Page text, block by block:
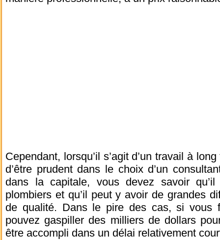
Cependant, lorsqu’il s’agit d’un travail à
d’être prudent dans le choix d’un
dans la capitale, vous devez savoir
plombiers et qu’il peut y avoir de grandes
de qualité. Dans le pire des cas, si vous
pouvez gaspiller des milliers de dollars
être accompli dans un délai relativement